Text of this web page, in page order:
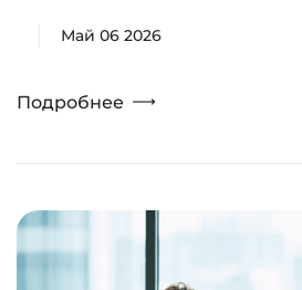
Май 06 2026
Подробнее